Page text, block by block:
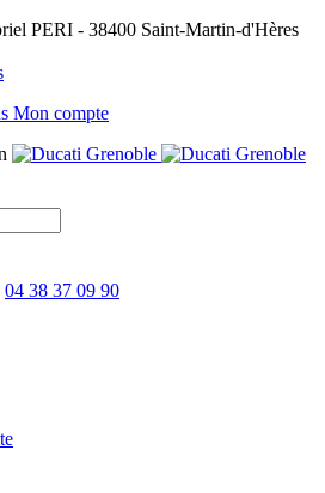
PERI - 38400 Saint-Martin-d'Hères
Mon compte
04 38 37 09 90